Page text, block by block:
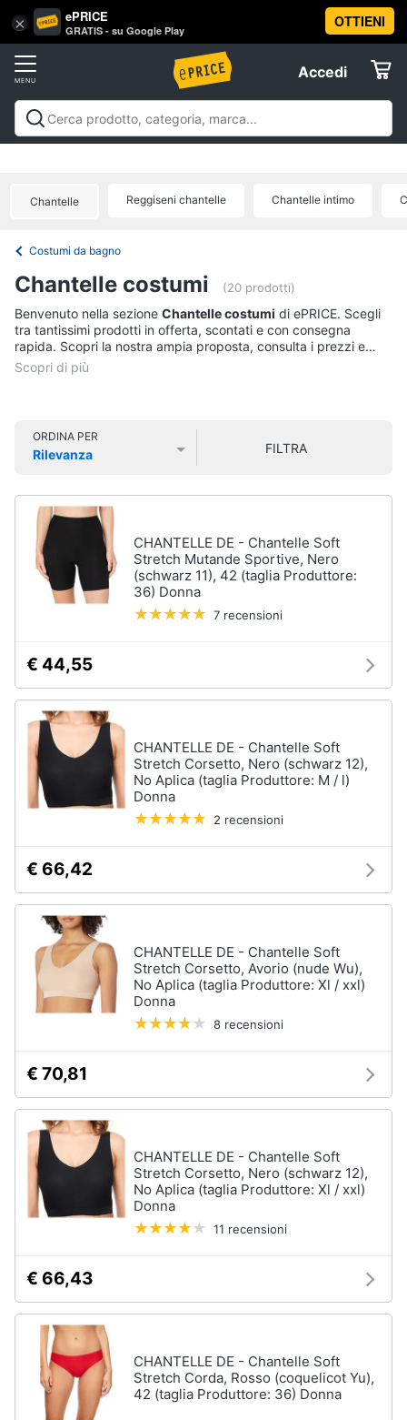
× ePRICE
GRATIS - su Google Play
OTTIENI
Accedi
Accedi
Registrati
Offerte
Tv
e
Home
Cinema
home
Audio
musica
Arredo
Brico
e
Giardinaggio
Salute
Beauty
Giocattoli
Prima
infanzia
Fotografia
Casalinghi
Abbigliamento
Sport
Motori
Libri,
cd
Vai
al
Sport
Abbigliamento
shirt
Tuta
Scarpe
nike
Vedi
tutti
outdoor
Mountain
elettrica
Borraccia
Sport
acquatici
Kayak
Canne
pesca
Vedi
tutti
Sport
squadra
calcio
Pallone
da
calcio
Palla
basket
Palla
Fitness
palestra
Tapis
roulant
Chantelle Reggiseni chantelle Chantelle intimo
Costumi da bagno
Chantelle costumi (20 prodotti)
Benvenuto nella sezione Chantelle costumi di ePRICE. Scegli
tra tantissimi prodotti in offerta, scontati e con consegna
rapida. Scopri la nostra ampia proposta, consulta i prezzi e
acquista comodamente online.
ORDINA PER
Rilevanza
FILTRA
CHANTELLE DE - Chantelle Soft
Stretch Mutande Sportive, Nero
(schwarz 11), 42 (taglia Produttore:
36) Donna
7 recensioni
€ 44,55
CHANTELLE DE - Chantelle Soft
Stretch Corsetto, Nero (schwarz 12),
No Aplica (taglia Produttore: M / l)
Donna
2 recensioni
€ 66,42
CHANTELLE DE - Chantelle Soft
Stretch Corsetto, Avorio (nude Wu),
No Aplica (taglia Produttore: Xl / xxl)
Donna
8 recensioni
€ 70,81
CHANTELLE DE - Chantelle Soft
Stretch Corsetto, Nero (schwarz 12),
No Aplica (taglia Produttore: Xl / xxl)
Donna
11 recensioni
€ 66,43
CHANTELLE DE - Chantelle Soft
Stretch Corda, Rosso (coquelicot Yu),
42 (taglia Produttore: 36) Donna